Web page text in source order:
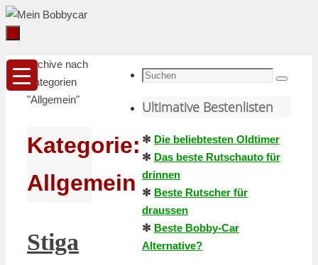
Zum
Inhalt
springen
Startseite
Archive nach
Kategorien
"Allgemein"
Kategorie:
Allgemein
Stiga
Suche
Suchen
Ultimative Bestenlisten
✻ Die beliebtesten Oldtimer
✻ Das beste Rutschauto für
drinnen
✻ Beste Rutscher für
draussen
✻ Beste Bobby-Car
Alternative?